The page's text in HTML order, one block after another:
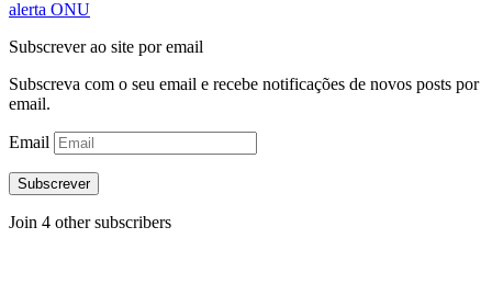
alerta ONU
Subscrever ao site por email
Subscreva com o seu email e recebe notificações de novos posts por
email.
Email
Subscrever
Join 4 other subscribers